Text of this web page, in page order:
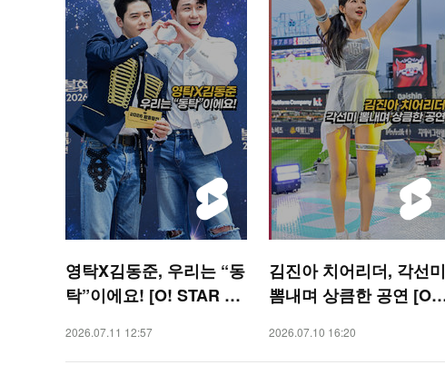
영탁X김동준, 우리는 “동
탁”이에요! [O! STAR 숏
2026.07.11 12:57
김진아 치어리더, 각선미
뽐내며 상큼한 공연 [O!
2026.07.10 16:20